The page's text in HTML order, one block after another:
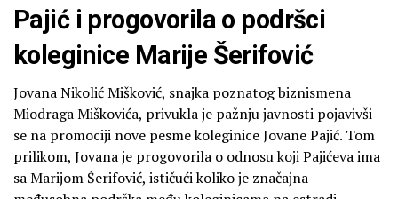
Pajić i progovorila o podršci
koleginice Marije Šerifović
Jovana Nikolić Mišković, snajka poznatog biznismena
Miodraga Miškovića, privukla je pažnju javnosti pojavivši
se na promociji nove pesme koleginice Jovane Pajić. Tom
prilikom, Jovana je progovorila o odnosu koji Pajićeva ima
sa Marijom Šerifović, ističući koliko je značajna